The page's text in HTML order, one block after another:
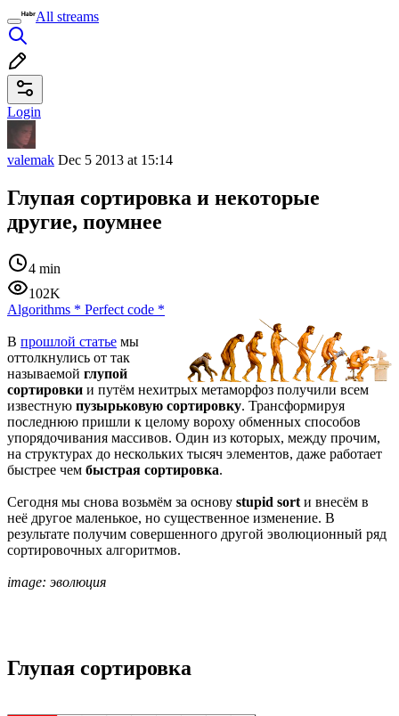
All streams
Login
valemak Dec 5 2013 at 15:14
Глупая сортировка и некоторые
другие, поумнее
4 min
102K
Algorithms * Perfect code *
В прошлой статье мы
оттолкнулись от так
называемой глупой
сортировки и путём нехитрых метаморфоз получили всем
известную пузырьковую сортировку. Трансформируя
последнюю пришли к целому вороху обменных способов
упорядочивания массивов. Один из которых, между прочим,
на структурах до нескольких тысяч элементов, даже работает
быстрее чем быстрая сортировка.
Сегодня мы снова возьмём за основу stupid sort и внесём в
неё другое маленькое, но существенное изменение. В
результате получим совершенного другой эволюционный ряд
сортировочных алгоритмов.
image: эволюция
Глупая сортировка